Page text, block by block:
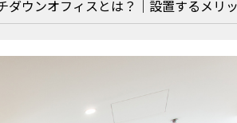
ダウンオフィスとは？｜設置するメリ